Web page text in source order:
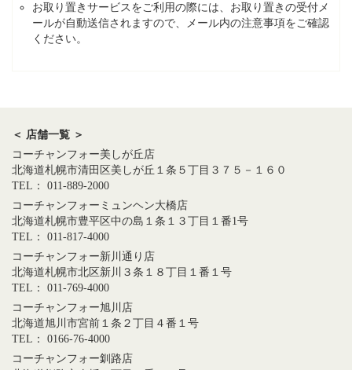
お取り置きサービスをご利用の際には、お取り置きの受付メ
ールが自動送信されますので、メール内の注意事項をご確認
ください。
＜ 店舗一覧 ＞
コーチャンフォー美しが丘店
北海道札幌市清田区美しが丘１条５丁目３７５－１６０
TEL： 011-889-2000
コーチャンフォーミュンヘン大橋店
北海道札幌市豊平区中の島１条１３丁目１番1号
TEL： 011-817-4000
コーチャンフォー新川通り店
北海道札幌市北区新川３条１８丁目１番１号
TEL： 011-769-4000
コーチャンフォー旭川店
北海道旭川市宮前１条２丁目４番１号
TEL： 0166-76-4000
コーチャンフォー釧路店